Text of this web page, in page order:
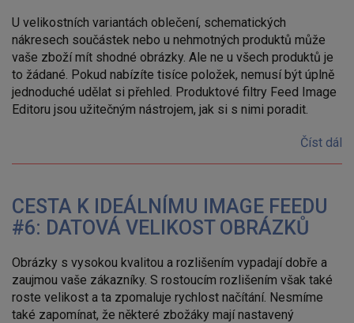
U velikostních variantách oblečení, schematických
nákresech součástek nebo u nehmotných produktů může
vaše zboží mít shodné obrázky. Ale ne u všech produktů je
to žádané. Pokud nabízíte tisíce položek, nemusí být úplně
jednoduché udělat si přehled. Produktové filtry Feed Image
Editoru jsou užitečným nástrojem, jak si s nimi poradit.
Číst dál
CESTA K IDEÁLNÍMU IMAGE FEEDU
#6: DATOVÁ VELIKOST OBRÁZKŮ
Obrázky s vysokou kvalitou a rozlišením vypadají dobře a
zaujmou vaše zákazníky. S rostoucím rozlišením však také
roste velikost a ta zpomaluje rychlost načítání. Nesmíme
také zapomínat, že některé zbožáky mají nastavený